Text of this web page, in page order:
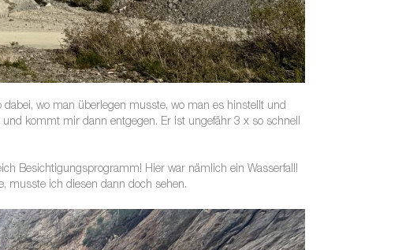
wo man überlegen musste, wo man es hinstellt und
kommt mir dann entgegen. Er ist ungefähr 3 x so schnell
Besichtigungsprogramm! Hier war nämlich ein Wasserfall!
musste ich diesen dann doch sehen.